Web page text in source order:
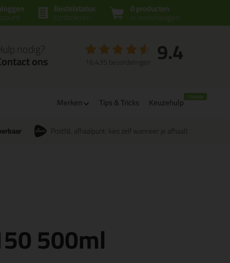
0 producten
in winkelwagen
Bestelstatus
controleren
nodig?
ons 9.4
16.435 beoordelingen
Merken Tips & Tricks Keuzehulp
PostNL afhaalpunt: kies zelf wanneer je afhaalt
500ml